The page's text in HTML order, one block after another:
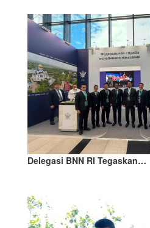
Delegasi BNN RI Tegaskan…